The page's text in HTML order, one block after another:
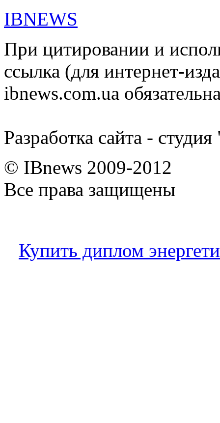
IBNEWS
При цитировании и
ссылка (для интернет-
ibnews.com.ua
Разработка сайта -
© IBnews 2009-2012
Все права защищены
Купить диплом